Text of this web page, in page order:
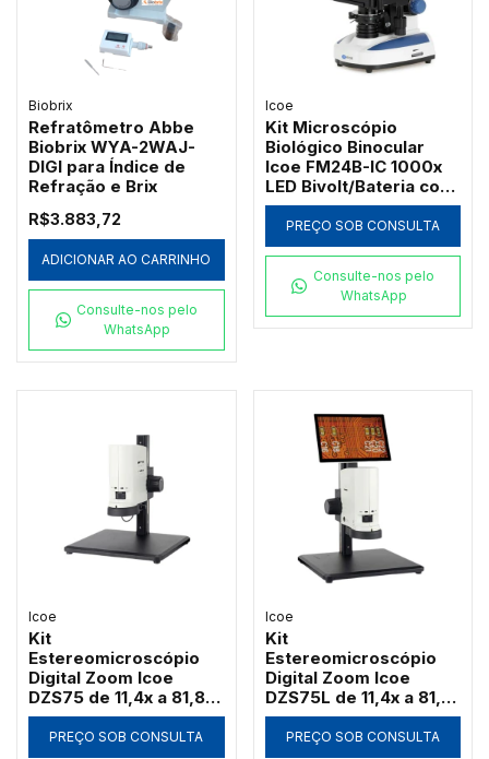
Biobrix
Refratômetro Abbe
Biobrix WYA-2WAJ-
DIGI para Índice de
Refração e Brix
R$3.883,72
ADICIONAR AO CARRINHO
Consulte-nos pelo
WhatsApp
Icoe
Kit Microscópio
Biológico Binocular
Icoe FM24B-IC 1000x
LED Bivolt/Bateria com
Ótica Acromática
PREÇO SOB CONSULTA
Consulte-nos pelo
WhatsApp
Icoe
Kit
Estereomicroscópio
Digital Zoom Icoe
DZS75 de 11,4x a 81,8x
Câmera 4MP Anel LED
HDMI Wi-Fi (Sem Tela)
PREÇO SOB CONSULTA
Icoe
Kit
Estereomicroscópio
Digital Zoom Icoe
DZS75L de 11,4x a 81,8x
Tela Touch 10" 4MP
Anel LED HDMI Wi-Fi
PREÇO SOB CONSULTA